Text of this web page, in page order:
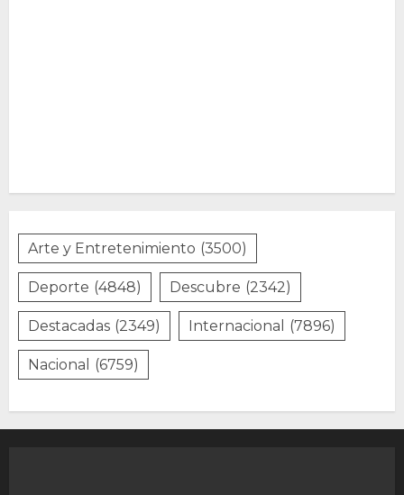
Arte y Entretenimiento (3500)
Deporte (4848) Descubre (2342)
Destacadas (2349) Internacional (7896)
Nacional (6759)